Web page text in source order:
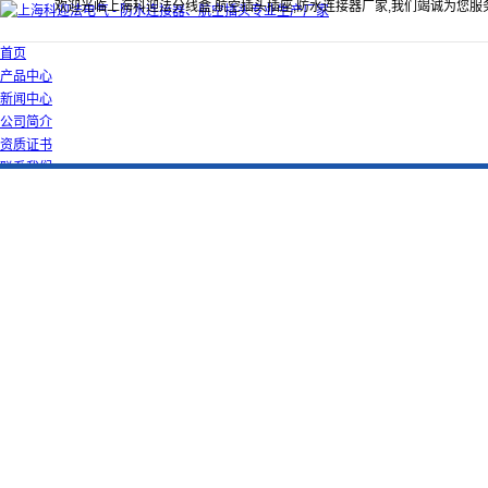
欢迎光临上海科迎法分线盒,航空插头插座,防水连接器厂家,我们竭诚为您服
首页
产品中心
新闻中心
公司简介
资质证书
联系我们